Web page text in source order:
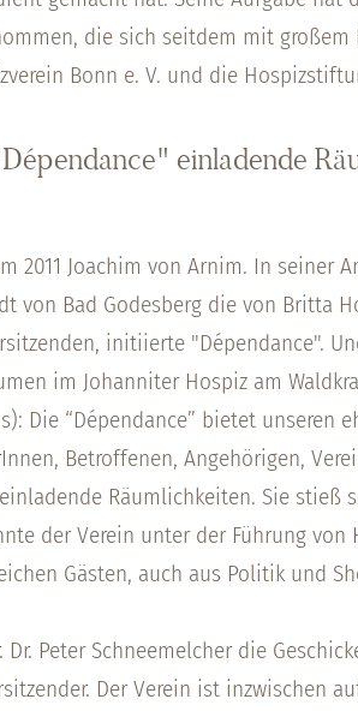
die sich seitdem mit
Bonn e. V. und die
einladende
2011 Joachim von Arnim. In seiner
von Bad Godesberg die von Britta
initiierte "Dépendance".
im Johanniter Hospiz am
Die “Dépendance” bietet unseren
Betroffenen, Angehörigen,
Räumlichkeiten. Sie stieß
der Verein unter der Führung
Gästen, auch aus Politik und
Peter Schneemelcher die
Der Verein ist inzwischen